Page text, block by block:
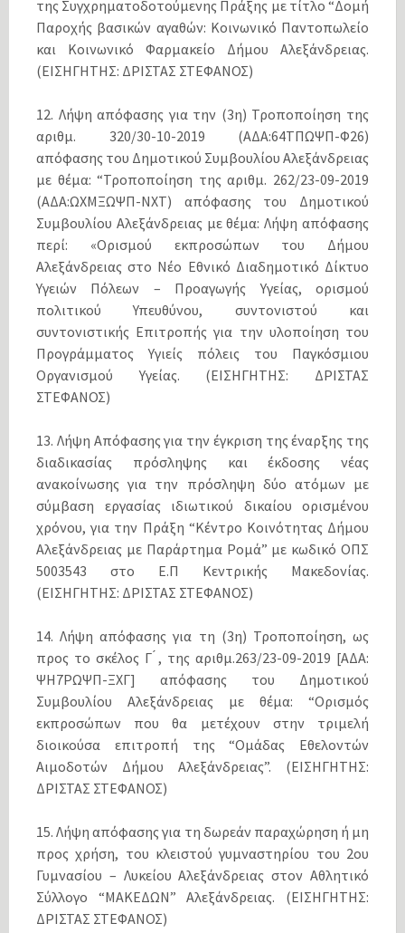
της Συγχρηματοδοτούμενης Πράξης με τίτλο “Δομή
Παροχής βασικών αγαθών: Κοινωνικό Παντοπωλείο
και Κοινωνικό Φαρμακείο Δήμου Αλεξάνδρειας.
(ΕΙΣΗΓΗΤΗΣ: ΔΡΙΣΤΑΣ ΣΤΕΦΑΝΟΣ)
12. Λήψη απόφασης για την (3η) Τροποποίηση της
αριθμ. 320/30-10-2019 (ΑΔΑ:64ΤΠΩΨΠ-Φ26)
απόφασης του Δημοτικού Συμβουλίου Αλεξάνδρειας
με θέμα: “Τροποποίηση της αριθμ. 262/23-09-2019
(ΑΔΑ:ΩΧΜΞΩΨΠ-ΝΧΤ) απόφασης του Δημοτικού
Συμβουλίου Αλεξάνδρειας με θέμα: Λήψη απόφασης
περί: «Ορισμού εκπροσώπων του Δήμου
Αλεξάνδρειας στο Νέο Εθνικό Διαδημοτικό Δίκτυο
Υγειών Πόλεων – Προαγωγής Υγείας, ορισμού
πολιτικού Υπευθύνου, συντονιστού και
συντονιστικής Επιτροπής για την υλοποίηση του
Προγράμματος Υγιείς πόλεις του Παγκόσμιου
Οργανισμού Υγείας. (ΕΙΣΗΓΗΤΗΣ: ΔΡΙΣΤΑΣ
ΣΤΕΦΑΝΟΣ)
13. Λήψη Απόφασης για την έγκριση της έναρξης της
διαδικασίας πρόσληψης και έκδοσης νέας
ανακοίνωσης για την πρόσληψη δύο ατόμων με
σύμβαση εργασίας ιδιωτικού δικαίου ορισμένου
χρόνου, για την Πράξη “Κέντρο Κοινότητας Δήμου
Αλεξάνδρειας με Παράρτημα Ρομά” με κωδικό ΟΠΣ
5003543 στο Ε.Π Κεντρικής Μακεδονίας.
(ΕΙΣΗΓΗΤΗΣ: ΔΡΙΣΤΑΣ ΣΤΕΦΑΝΟΣ)
14. Λήψη απόφασης για τη (3η) Τροποποίηση, ως
προς το σκέλος Γ ́, της αριθμ.263/23-09-2019 [ΑΔΑ:
ΨΗ7ΡΩΨΠ-ΞΧΓ] απόφασης του Δημοτικού
Συμβουλίου Αλεξάνδρειας με θέμα: “Ορισμός
εκπροσώπων που θα μετέχουν στην τριμελή
διοικούσα επιτροπή της “Ομάδας Εθελοντών
Αιμοδοτών Δήμου Αλεξάνδρειας”. (ΕΙΣΗΓΗΤΗΣ:
ΔΡΙΣΤΑΣ ΣΤΕΦΑΝΟΣ)
15. Λήψη απόφασης για τη δωρεάν παραχώρηση ή μη
προς χρήση, του κλειστού γυμναστηρίου του 2ου
Γυμνασίου – Λυκείου Αλεξάνδρειας στον Αθλητικό
Σύλλογο “ΜΑΚΕΔΩΝ” Αλεξάνδρειας. (ΕΙΣΗΓΗΤΗΣ:
ΔΡΙΣΤΑΣ ΣΤΕΦΑΝΟΣ)